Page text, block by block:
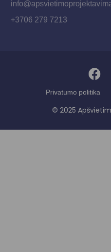
+3706 279 7213
Privatumo politika
© 2025